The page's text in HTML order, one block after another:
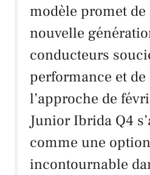
modèle promet
nouvelle
conducteurs
performance et
l’approche de
Junior Ibrida Q4
comme une option
incontournable